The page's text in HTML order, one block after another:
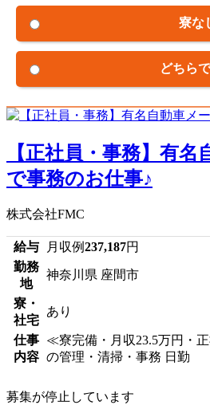
寮な
どちら
【正社員・事務】有名
で事務のお仕事♪
株式会社FMC
給与 月収例237,187円
勤務
地
神奈川県 座間市
寮・
社宅
あり
仕事
内容
≪寮完備・月収23.5万円・
の管理・清掃・事務 日勤
募集が停止しています